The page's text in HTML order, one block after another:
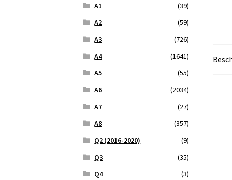
A1
(39)
A2
(59)
A3
(726)
A4
(1641)
A5
(55)
A6
(2034)
A7
(27)
A8
(357)
Q2 (2016-2020)
(9)
Q3
(35)
Q4
(3)